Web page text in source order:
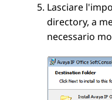
Lasciare
directory, a
necessario